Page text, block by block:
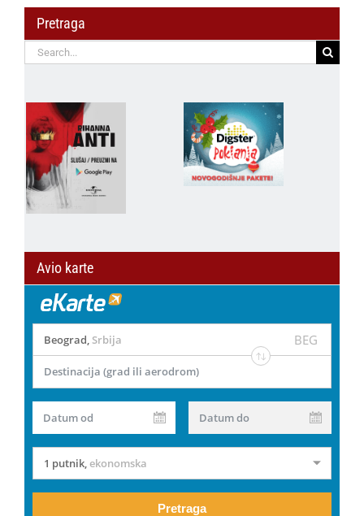
Pretraga
Search
for:
Avio karte
Beograd, Srbija BEG
Destinacija (grad ili aerodrom)
Datum od Datum do
1 putnik,ekonomska
Pretraga